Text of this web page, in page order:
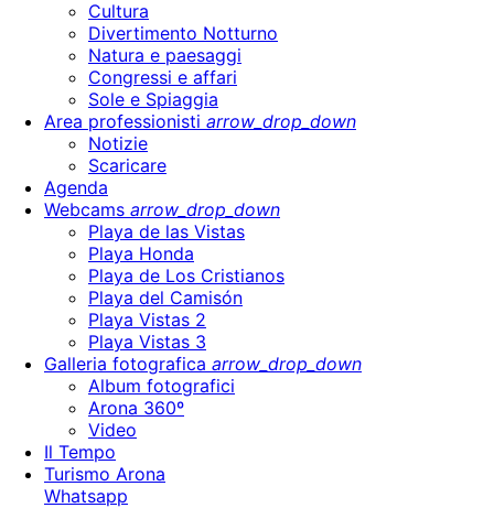
Cultura
Divertimento Notturno
Natura e paesaggi
Congressi e affari
Sole e Spiaggia
Area professionisti arrow_drop_down
Notizie
Scaricare
Agenda
Webcams arrow_drop_down
Playa de las Vistas
Playa Honda
Playa de Los Cristianos
Playa del Camisón
Playa Vistas 2
Playa Vistas 3
Galleria fotografica arrow_drop_down
Album fotografici
Arona 360º
Video
Il Tempo
Turismo Arona
Whatsapp